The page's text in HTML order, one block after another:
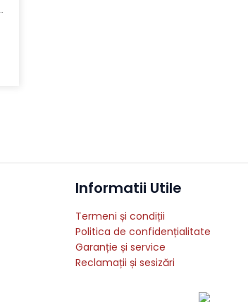
Informatii Utile
Termeni și condiții
Politica de confidențialitate
Garanție și service
Reclamații și sesizări